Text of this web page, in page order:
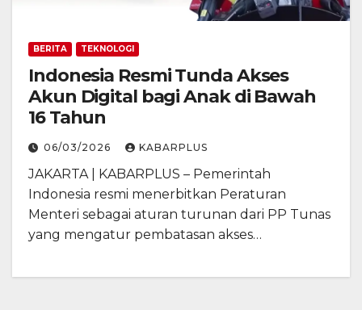
BERITA TEKNOLOGI
Indonesia Resmi Tunda Akses
Akun Digital bagi Anak di Bawah
16 Tahun
06/03/2026 KABARPLUS
JAKARTA | KABARPLUS – Pemerintah
Indonesia resmi menerbitkan Peraturan
Menteri sebagai aturan turunan dari PP Tunas
yang mengatur pembatasan akses…